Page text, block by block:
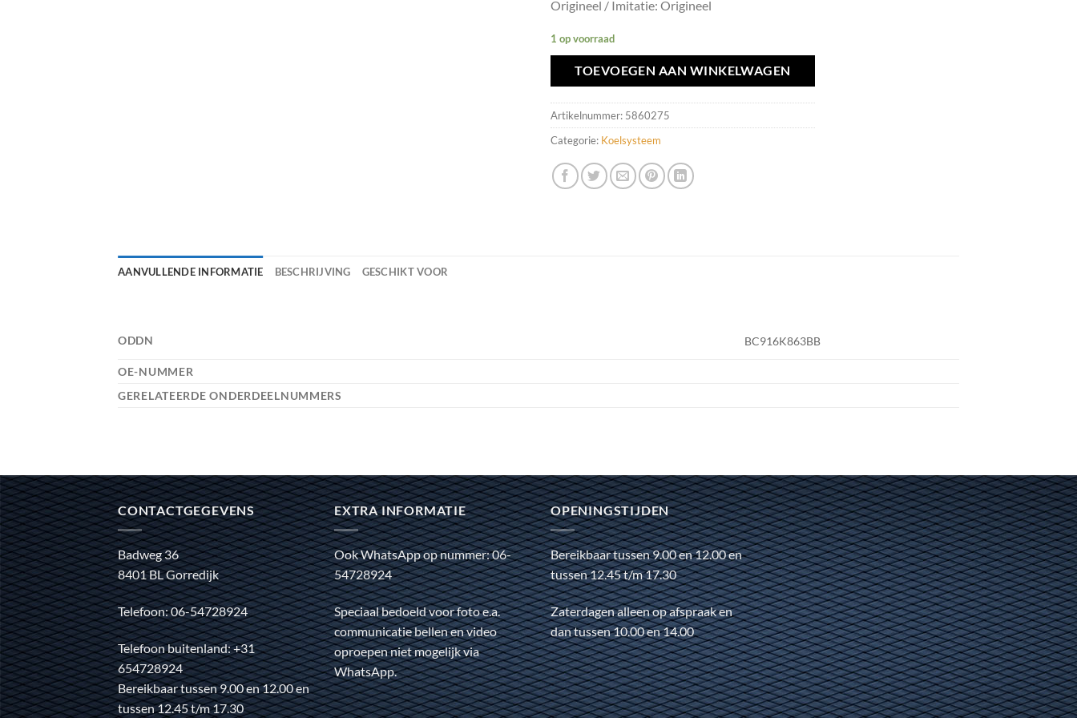
Origineel / Imitatie: Origineel
1 op voorraad
TOEVOEGEN AAN WINKELWAGEN
Artikelnummer: 5860275
Categorie: Koelsysteem
AANVULLENDE INFORMATIE BESCHRIJVING GESCHIKT VOOR
ODDN BC916K863BB
OE-NUMMER
GERELATEERDE ONDERDEELNUMMERS
CONTACTGEGEVENS
Badweg 36
8401 BL Gorredijk
Telefoon: 06-54728924
Telefoon buitenland: +31
654728924
Bereikbaar tussen 9.00 en 12.00 en
tussen 12.45 t/m 17.30
EXTRA INFORMATIE
Ook WhatsApp op nummer: 06-
54728924
Speciaal bedoeld voor foto e.a.
communicatie bellen en video
oproepen niet mogelijk via
WhatsApp.
OPENINGSTIJDEN
Bereikbaar tussen 9.00 en 12.00 en
tussen 12.45 t/m 17.30
Zaterdagen alleen op afspraak en
dan tussen 10.00 en 14.00